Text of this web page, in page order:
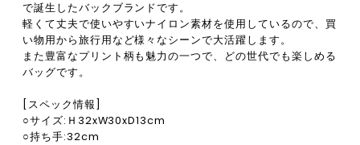
で誕生したバックブランドです。
軽くて丈夫で使いやすいナイロン素材を使用しているので、買
い物用から旅行用など様々なシーンで大活躍します。
また豊富なプリント柄も魅力の一つで、どの世代でも楽しめる
バッグです。
[スペック情報]
○サイズ:Ｈ32xW30xD13cm
○持ち手:32cm